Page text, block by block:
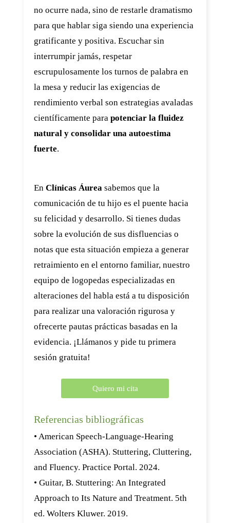
no ocurre nada, sino de restarle dramatismo
para que hablar siga siendo una experiencia
gratificante y positiva. Escuchar sin
interrumpir jamás, respetar
escrupulosamente los turnos de palabra en
la mesa y reducir las exigencias de
rendimiento verbal son estrategias avaladas
científicamente para potenciar la fluidez
natural y consolidar una autoestima
fuerte.
En Clínicas Áurea sabemos que la
comunicación de tu hijo es el puente hacia
su felicidad y desarrollo. Si tienes dudas
sobre la evolución de sus disfluencias o
notas que esta situación empieza a generar
retraimiento en el entorno familiar, nuestro
equipo de logopedas especializadas en
alteraciones del habla está a tu disposición
para realizar una valoración rigurosa y
ofrecerte pautas prácticas basadas en la
evidencia. ¡Llámanos y pide tu primera
sesión gratuita!
Quiero mi cita
Referencias bibliográficas
• American Speech-Language-Hearing
Association (ASHA). Stuttering, Cluttering,
and Fluency. Practice Portal. 2024.
• Guitar, B. Stuttering: An Integrated
Approach to Its Nature and Treatment. 5th
ed. Wolters Kluwer. 2019.